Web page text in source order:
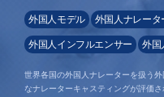
外国人モデル 外国人ナレータ
外国人インフルエンサー 外国
世界各国の外国人ナレーターを扱う
なナレーターキャスティングが評価